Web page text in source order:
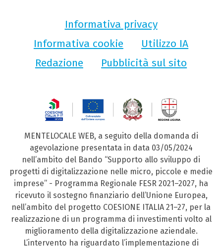
Informativa privacy
Informativa cookie
Utilizzo IA
Redazione
Pubblicità sul sito
MENTELOCALE WEB, a seguito della domanda di
agevolazione presentata in data 03/05/2024
nell’ambito del Bando “Supporto allo sviluppo di
progetti di digitalizzazione nelle micro, piccole e medie
imprese” - Programma Regionale FESR 2021–2027, ha
ricevuto il sostegno finanziario dell’Unione Europea,
nell’ambito del progetto COESIONE ITALIA 21–27, per la
realizzazione di un programma di investimenti volto al
miglioramento della digitalizzazione aziendale.
L’intervento ha riguardato l’implementazione di